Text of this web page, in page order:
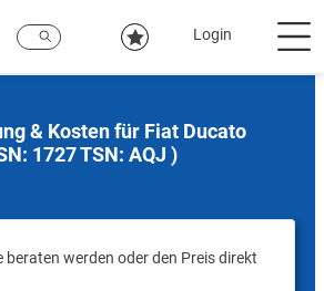
Login
& Kosten für Fiat Ducato
1727 TSN: AQJ )
beraten werden oder den Preis direkt